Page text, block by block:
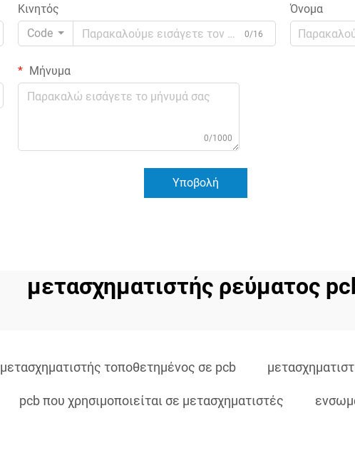
Κινητός
Code
0/16
Όνομα
Μήνυμα
0/1000
Υποβολή
μετασχηματιστής ρεύματος
μετασχηματιστής τοποθετημένος σε pcb
pcb που χρησιμοποιείται σε μετασχηματιστές